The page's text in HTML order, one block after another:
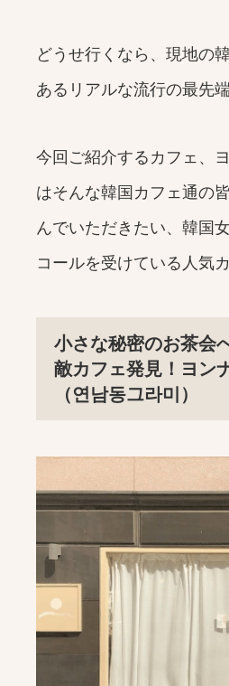
どうせ行くなら、現地の
あるリアルな流行の最先
今回ご紹介するカフェ、
はそんな韓国カフェ通の
んでいただきたい、韓国
コールを受けている人気
小さな秘密のお茶会
敵カフェ発見！ヨン
（연남동그라미）